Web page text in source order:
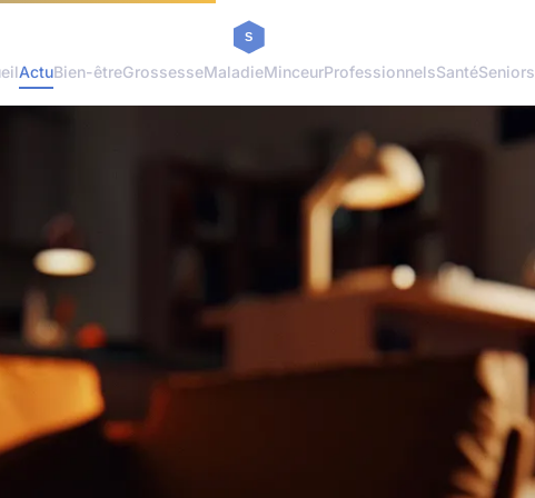
ActuBien-êtreGrossesseMaladieMinceurProfessionnelsSantéSeniors